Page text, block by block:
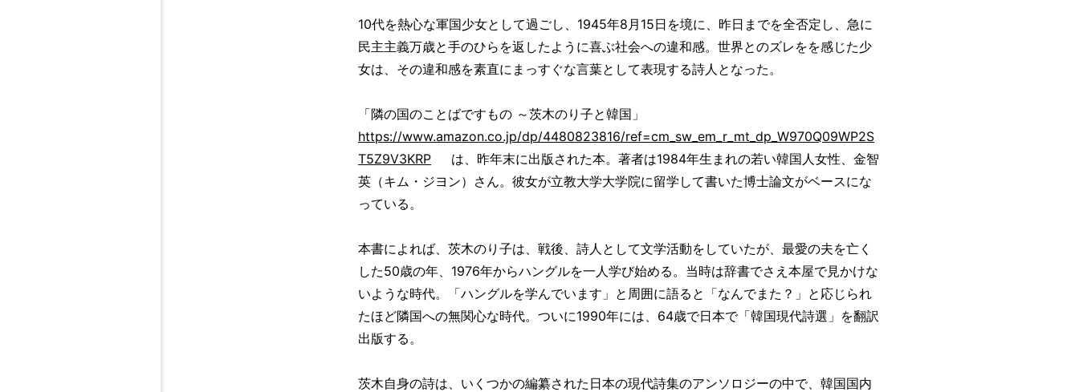
10代を熱心な軍国少女として過ごし、1945年8月15日を境に、昨日までを全否定し、急に
民主主義万歳と手のひらを返したように喜ぶ社会への違和感。世界とのズレをを感じた少
女は、その違和感を素直にまっすぐな言葉として表現する詩人となった。
「隣の国のことばですもの ～茨木のり子と韓国」
https://www.amazon.co.jp/dp/4480823816/ref=cm_sw_em_r_mt_dp_W970Q09WP2S
T5Z9V3KRP は、昨年末に出版された本。著者は1984年生まれの若い韓国人女性、金智
英（キム・ジヨン）さん。彼女が立教大学大学院に留学して書いた博士論文がベースにな
っている。
本書によれば、茨木のり子は、戦後、詩人として文学活動をしていたが、最愛の夫を亡く
した50歳の年、1976年からハングルを一人学び始める。当時は辞書でさえ本屋で見かけな
いような時代。「ハングルを学んでいます」と周囲に語ると「なんでまた？」と応じられ
たほど隣国への無関心な時代。ついに1990年には、64歳で日本で「韓国現代詩選」を翻訳
出版する。
茨木自身の詩は、いくつかの編纂された日本の現代詩集のアンソロジーの中で、韓国国内